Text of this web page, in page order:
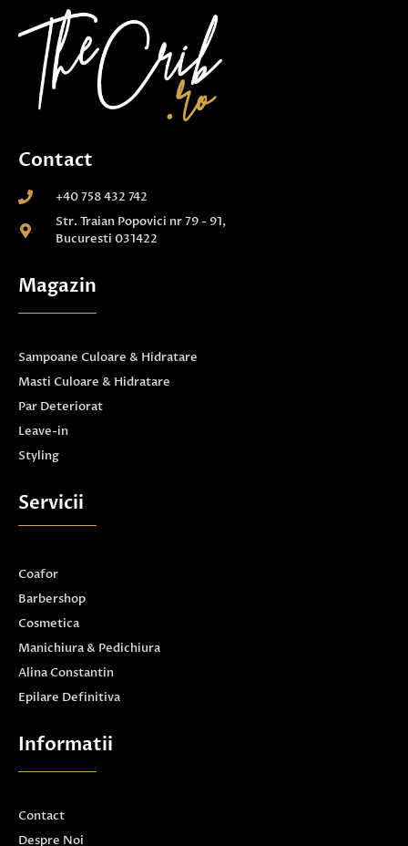
Contact
+40 758 432 742
Str. Traian Popovici nr 79 - 91,
Bucuresti 031422
Magazin
Sampoane Culoare & Hidratare
Masti Culoare & Hidratare
Par Deteriorat
Leave-in
Styling
Servicii
Coafor
Barbershop
Cosmetica
Manichiura & Pedichiura
Alina Constantin
Epilare Definitiva
Informatii
Contact
Despre Noi